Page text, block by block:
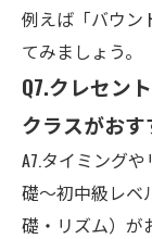
例えば「バウン
てみましょう。
Q7.クレセン
クラスがおす
A7.タイミング
礎〜初中級レベ
礎・リズム）が